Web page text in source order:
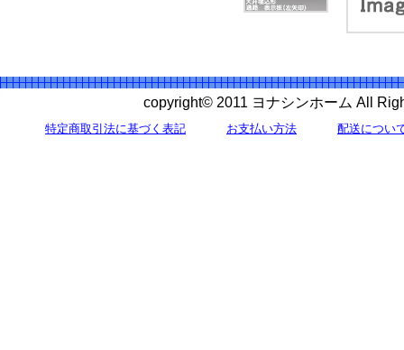
copyright© 2011 ヨナシンホーム All
特定商取引法に基づく表記 お支払い方法 配送につい